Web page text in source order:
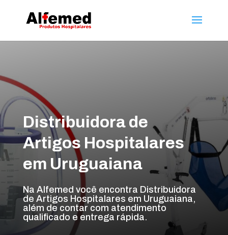
Distribuidora de
Artigos Hospitalares
em Uruguaiana
Na Alfemed você encontra Distribuidora
de Artigos Hospitalares em Uruguaiana,
além de contar com atendimento
qualificado e entrega rápida.